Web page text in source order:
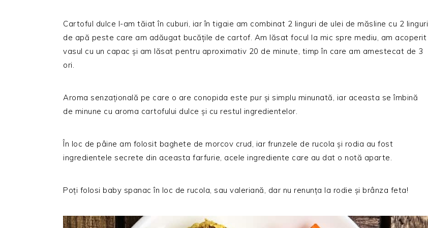
Cartoful dulce l-am tăiat în cuburi, iar în tigaie am combinat 2 linguri de ulei de măsline cu 2 linguri
de apă peste care am adăugat bucățile de cartof. Am lăsat focul la mic spre mediu, am acoperit
vasul cu un capac și am lăsat pentru aproximativ 20 de minute, timp în care am amestecat de 3
ori.
Aroma senzațională pe care o are conopida este pur și simplu minunată, iar aceasta se îmbină
de minune cu aroma cartofului dulce și cu restul ingredientelor.
În loc de pâine am folosit baghete de morcov crud, iar frunzele de rucola și rodia au fost
ingredientele secrete din aceasta farfurie, acele ingrediente care au dat o notă aparte.
Poți folosi baby spanac în loc de rucola, sau valeriană, dar nu renunța la rodie și brânza feta!